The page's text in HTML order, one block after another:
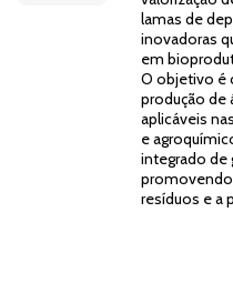
lamas de
inovadoras
em
O objetivo é
produção de
aplicáveis
e
integrado de
promovendo
resíduos e a